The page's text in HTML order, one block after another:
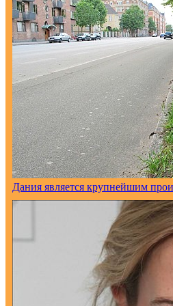
Дания является крупнейшим